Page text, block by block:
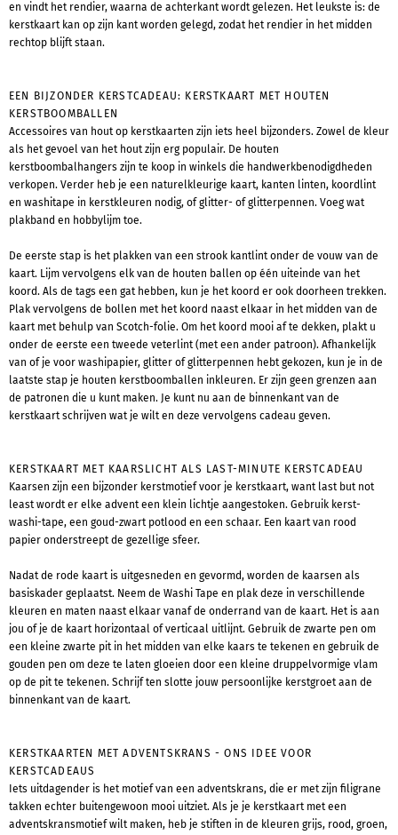
en vindt het rendier, waarna de achterkant wordt gelezen. Het leukste is: de
kerstkaart kan op zijn kant worden gelegd, zodat het rendier in het midden
rechtop blijft staan.
EEN BIJZONDER KERSTCADEAU: KERSTKAART MET HOUTEN
KERSTBOOMBALLEN
Accessoires van hout op kerstkaarten zijn iets heel bijzonders. Zowel de kleur
als het gevoel van het hout zijn erg populair. De houten
kerstboombalhangers zijn te koop in winkels die handwerkbenodigdheden
verkopen. Verder heb je een naturelkleurige kaart, kanten linten, koordlint
en washitape in kerstkleuren nodig, of glitter- of glitterpennen. Voeg wat
plakband en hobbylijm toe.
De eerste stap is het plakken van een strook kantlint onder de vouw van de
kaart. Lijm vervolgens elk van de houten ballen op één uiteinde van het
koord. Als de tags een gat hebben, kun je het koord er ook doorheen trekken.
Plak vervolgens de bollen met het koord naast elkaar in het midden van de
kaart met behulp van Scotch-folie. Om het koord mooi af te dekken, plakt u
onder de eerste een tweede veterlint (met een ander patroon). Afhankelijk
van of je voor washipapier, glitter of glitterpennen hebt gekozen, kun je in de
laatste stap je houten kerstboomballen inkleuren. Er zijn geen grenzen aan
de patronen die u kunt maken. Je kunt nu aan de binnenkant van de
kerstkaart schrijven wat je wilt en deze vervolgens cadeau geven.
KERSTKAART MET KAARSLICHT ALS LAST-MINUTE KERSTCADEAU
Kaarsen zijn een bijzonder kerstmotief voor je kerstkaart, want last but not
least wordt er elke advent een klein lichtje aangestoken. Gebruik kerst-
washi-tape, een goud-zwart potlood en een schaar. Een kaart van rood
papier onderstreept de gezellige sfeer.
Nadat de rode kaart is uitgesneden en gevormd, worden de kaarsen als
basiskader geplaatst. Neem de Washi Tape en plak deze in verschillende
kleuren en maten naast elkaar vanaf de onderrand van de kaart. Het is aan
jou of je de kaart horizontaal of verticaal uitlijnt. Gebruik de zwarte pen om
een kleine zwarte pit in het midden van elke kaars te tekenen en gebruik de
gouden pen om deze te laten gloeien door een kleine druppelvormige vlam
op de pit te tekenen. Schrijf ten slotte jouw persoonlijke kerstgroet aan de
binnenkant van de kaart.
KERSTKAARTEN MET ADVENTSKRANS - ONS IDEE VOOR
KERSTCADEAUS
Iets uitdagender is het motief van een adventskrans, die er met zijn filigrane
takken echter buitengewoon mooi uitziet. Als je je kerstkaart met een
adventskransmotief wilt maken, heb je stiften in de kleuren grijs, rood, groen,